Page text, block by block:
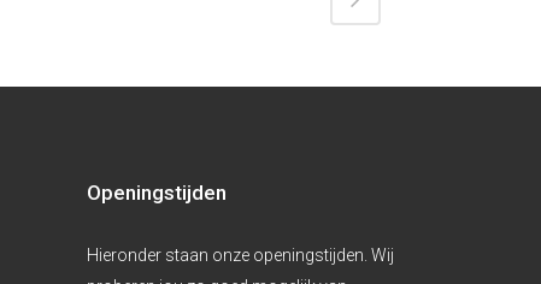
Openingstijden
Hieronder staan onze openingstijden. Wij